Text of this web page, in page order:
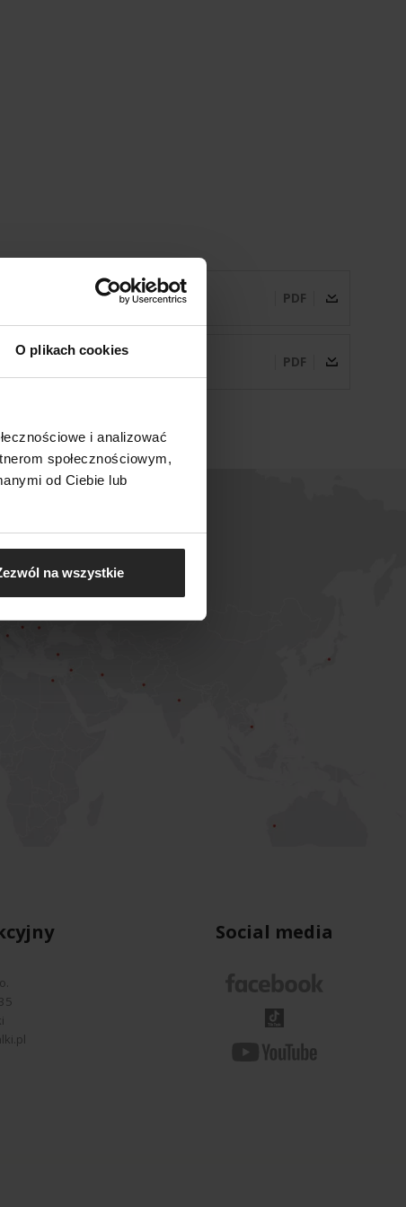
O plikach cookies
i analizować
społecznościowym,
od Ciebie lub
na wszystkie
PDF
PDF
Social media